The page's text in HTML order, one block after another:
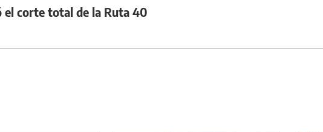
el corte total de la Ruta 40